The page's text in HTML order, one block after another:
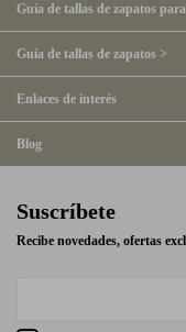
Guía de tallas de zapatos
Guía de tallas de zapatos >
Enlaces de interés
Blog
Suscríbete
Recibe novedades, ofertas